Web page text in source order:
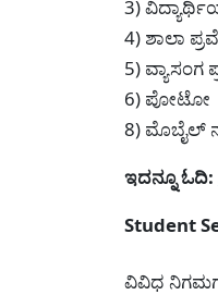
3)
4) ಶಾಲಾ
5) ವ್ಯಾಸಂಗ
6) ಪೋಟೋ
8) ಮೊಬೈಲ್
ಇದನ್ನೂ ಓದಿ:
Student
ವಿವಿಧ